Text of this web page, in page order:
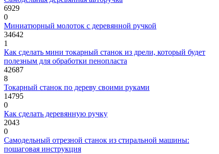
6929
0
Миниатюрный молоток с деревянной ручкой
34642
1
Как сделать мини токарный станок из дрели, который будет
полезным для обработки пенопласта
42687
8
Токарный станок по дереву своими руками
14795
0
Как сделать деревянную ручку
2043
0
Самодельный отрезной станок из стиральной машины:
пошаговая инструкция